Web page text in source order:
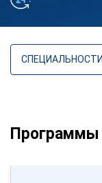
СПЕЦИАЛЬНОСТИ
Программы